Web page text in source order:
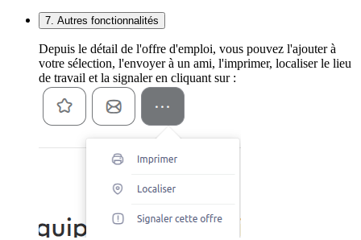
7. Autres fonctionnalités
Depuis le détail de l'offre d'emploi, vous pouvez l'ajouter à
votre sélection, l'envoyer à un ami, l'imprimer, localiser le lieu
de travail et la signaler en cliquant sur :